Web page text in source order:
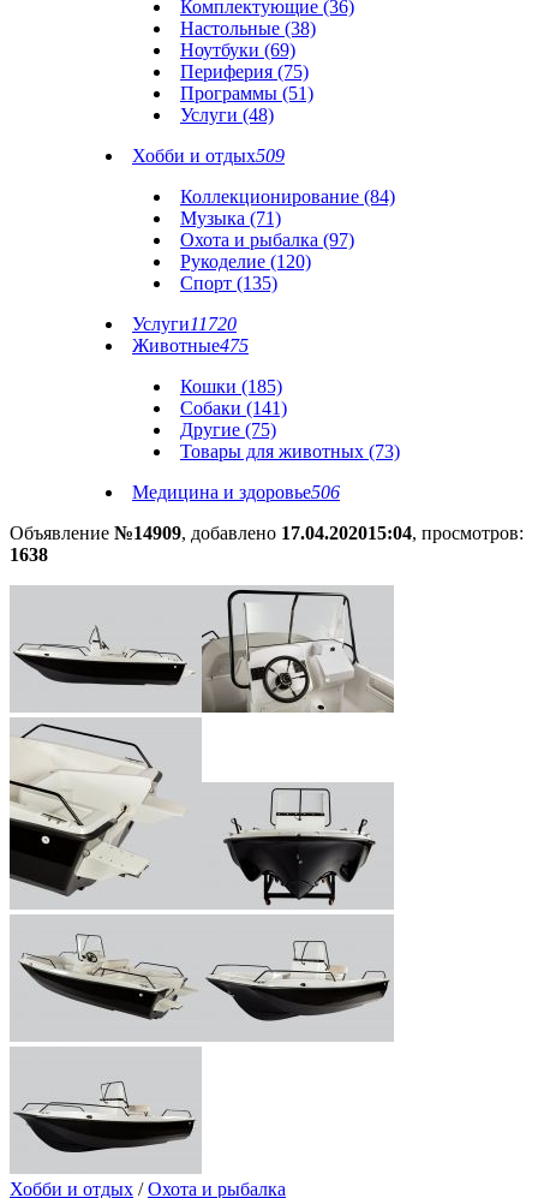
Комплектующие (36)
Настольные (38)
Ноутбуки (69)
Периферия (75)
Программы (51)
Услуги (48)
Хобби и отдых509
Коллекционирование (84)
Музыка (71)
Охота и рыбалка (97)
Рукоделие (120)
Спорт (135)
Услуги11720
Животные475
Кошки (185)
Собаки (141)
Другие (75)
Товары для животных (73)
Медицина и здоровье506
Объявление №14909, добавлено 17.04.202015:04, просмотров:
1638
Хобби и отдых /Охота и рыбалка